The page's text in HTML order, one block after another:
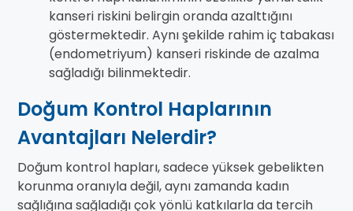
kanseri riskini belirgin oranda azalttığını
göstermektedir. Aynı şekilde rahim iç tabakası
(endometriyum) kanseri riskinde de azalma
sağladığı bilinmektedir.
Doğum Kontrol Haplarının
Avantajları Nelerdir?
Doğum kontrol hapları, sadece yüksek gebelikten
korunma oranıyla değil, aynı zamanda kadın
sağlığına sağladığı çok yönlü katkılarla da tercih